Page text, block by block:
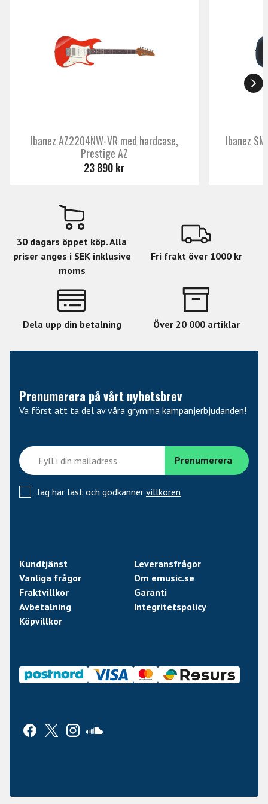
upp men svårt att ställa ifrån sig.
Ibanez AZ2204NW-VR med hardcase,
Prestige AZ
23 890 kr
Ibanez
30 dagars öppet köp. Alla
priser anges i SEK inklusive
moms
Fri frakt över 1000 kr
Dela upp din betalning Över 20 000 artiklar
Prenumerera på vårt nyhetsbrev
Va först att ta del av våra grymma kampanjerbjudanden!
Jag har läst och godkänner villkoren
Kundtjänst
Leveransfrågor
Vanliga frågor
Om emusic.se
Fraktvillkor
Garanti
Avbetalning
Integritetspolicy
Köpvillkor